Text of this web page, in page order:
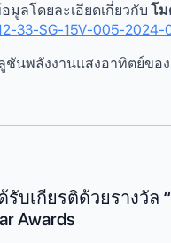
มูลโดยละเอียดเกี่ยวกับ โม
33-SG-15V-005-2024-
นพลังงานแสงอาทิตย์ขอ
รับเกียรติด้วยรางวัล
Awards